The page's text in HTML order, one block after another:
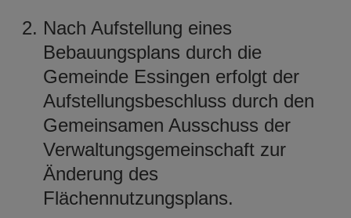
Nach Aufstellung eines
Bebauungsplans durch die
Gemeinde Essingen erfolgt der
Aufstellungsbeschluss durch den
Gemeinsamen Ausschuss der
Verwaltungsgemeinschaft zur
Änderung des
Flächennutzungsplans.